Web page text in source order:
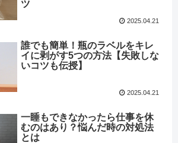
ツ
2025.04.21
誰でも簡単！瓶のラベルをキレ
イに剥がす5つの方法【失敗しな
いコツも伝授】
2025.04.21
一睡もできなかったら仕事を休
むのはあり？悩んだ時の対処法
とは